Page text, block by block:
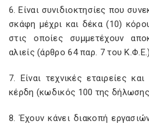
6. Είναι συνιδιοκτησίες που
σκάφη μέχρι και δέκα (10)
στις οποίες συμμετέχουν
αλιείς (άρθρο 64 παρ. 7 του Κ.Φ.Ε.)
7. Είναι τεχνικές εταιρείες
κέρδη (κωδικός 100 της
8. Έχουν κάνει διακοπή